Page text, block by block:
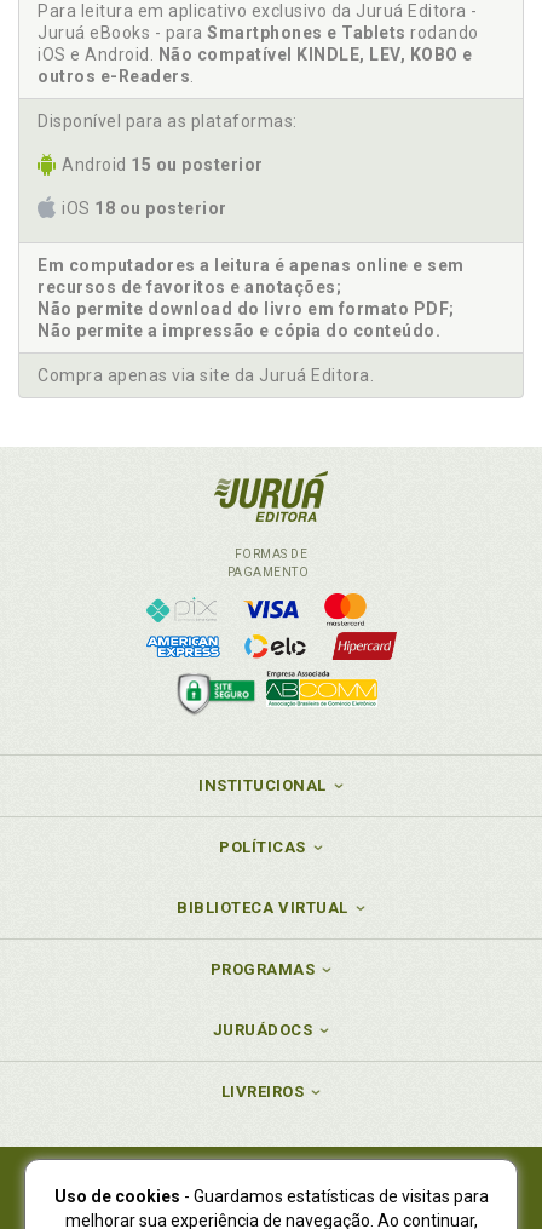
Para leitura em aplicativo exclusivo da Juruá Editora -
Juruá eBooks - para Smartphones e Tablets rodando
iOS e Android.
Não compatível KINDLE, LEV, KOBO e
outros e-Readers
Disponível para as plataformas:
Android 15 ou posterior
iOS 18 ou posterior
Em computadores a leitura é apenas online e sem
recursos de favoritos e anotações;
Não permite download do livro em formato PDF;
Não permite a impressão e cópia do conteúdo.
Compra apenas via site da Juruá Editora.
FORMAS DE
PAGAMENTO
INSTITUCIONAL
POLÍTICAS
BIBLIOTECA VIRTUAL
PROGRAMAS
JURUÁDOCS
LIVREIROS
Juruá Editora Ltda., CNPJ 77.535.508/0001-19
Uso de cookies - Guardamos estatísticas de visitas para
melhorar sua experiência de navegação. Ao continuar,